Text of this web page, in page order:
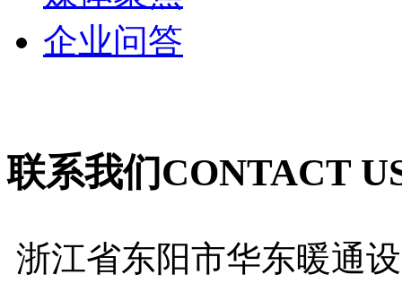
企业问答
联系我们CONTACT
浙江省东阳市华东暖通